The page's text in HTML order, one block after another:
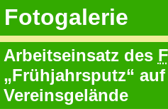
Fotogalerie
Arbeitseinsatz des
„Frühjahrsputz“
Vereinsgelände